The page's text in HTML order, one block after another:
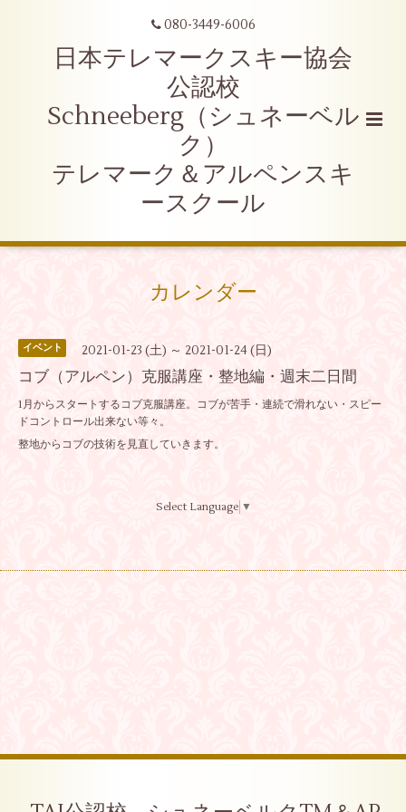
080-3449-6006
日本テレマークスキー協会
公認校
Schneeberg（シュネーベル
ク）
テレマーク＆アルペンスキ
ースクール
カレンダー
イベント 2021-01-23 (土) ～ 2021-01-24 (日)
コブ（アルペン）克服講座・整地編・週末二日間
1月からスタートするコブ克服講座。コブが苦手・連続で滑れない・スピー
ドコントロール出来ない等々。
整地からコブの技術を見直していきます。
Select Language ▼